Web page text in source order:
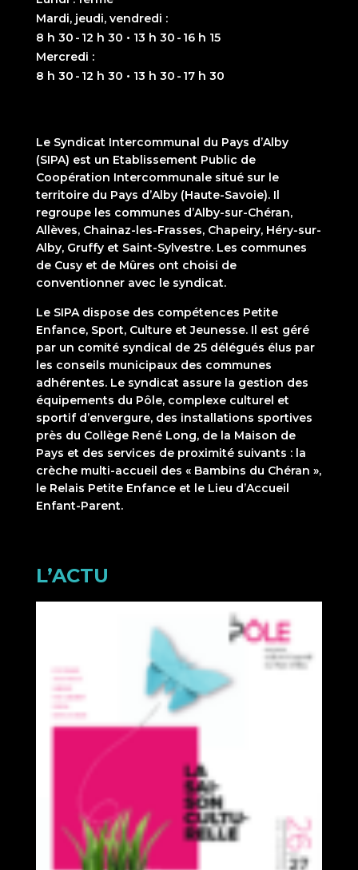
Mardi, jeudi, vendredi :
8 h 30 - 12 h 30 • 13 h 30 - 16 h 15
Mercredi :
8 h 30 - 12 h 30 • 13 h 30 - 17 h 30
Le Syndicat Intercommunal du Pays d’Alby
(SIPA) est un Etablissement Public de
Coopération Intercommunale situé sur le
territoire du Pays d’Alby (Haute-Savoie). Il
regroupe les communes d’Alby-sur-Chéran,
Allèves, Chainaz-les-Frasses, Chapeiry, Héry-sur-
Alby, Gruffy et Saint-Sylvestre. Les communes
de Cusy et de Mûres ont choisi de
conventionner avec le syndicat.
Le SIPA dispose des compétences Petite
Enfance, Sport, Culture et Jeunesse. Il est géré
par un comité syndical de 25 délégués élus par
les conseils municipaux des communes
adhérentes. Le syndicat assure la gestion des
équipements du Pôle, complexe culturel et
sportif d’envergure, des installations sportives
près du Collège René Long, de la Maison de
Pays et des services de proximité suivants : la
crèche multi-accueil des « Bambins du Chéran »,
le Relais Petite Enfance et le Lieu d’Accueil
Enfant-Parent.
L’ACTU